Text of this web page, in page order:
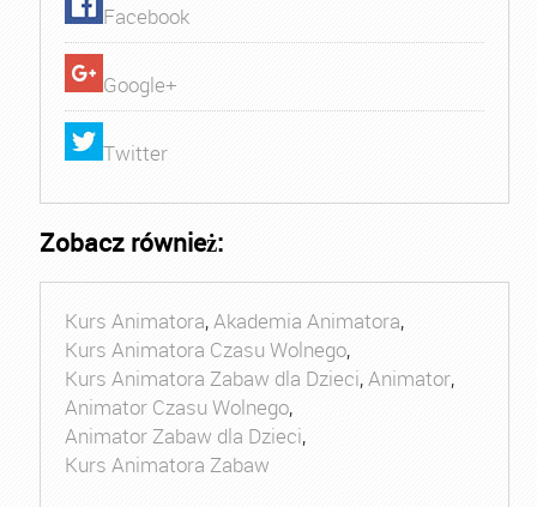
Facebook
Google+
Twitter
Zobacz również:
Kurs Animatora,Akademia Animatora,
Kurs Animatora Czasu Wolnego,
Kurs Animatora Zabaw dla Dzieci,Animator,
Animator Czasu Wolnego,
Animator Zabaw dla Dzieci,
Kurs Animatora Zabaw